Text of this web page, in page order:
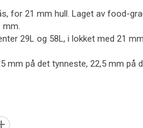
for 21 mm hull. Laget av food-
mm.
29L og 58L, i lokket med 21
mm på det tynneste, 22,5 mm på